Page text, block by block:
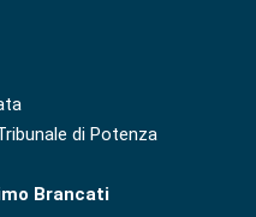
di Potenza
Brancati